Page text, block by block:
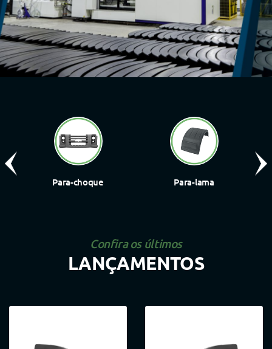
Para-choque Para-lama
Confira os últimos
LANÇAMENTOS